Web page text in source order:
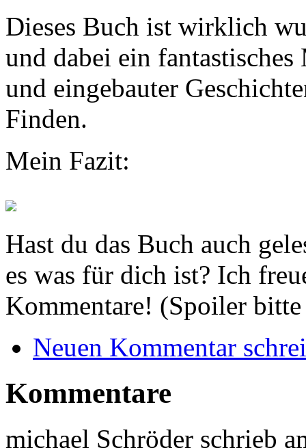
Dieses Buch ist wirklich
und dabei ein
und eingebauter
Finden.
Mein Fazit:
Hast du das Buch auch
es was für dich ist? Ich
Kommentare! (Spoiler
Neuen Kommentar
Kommentare
michael Schröder schrieb